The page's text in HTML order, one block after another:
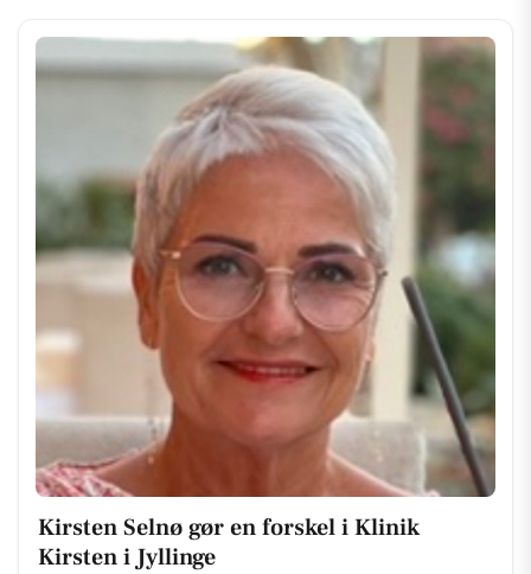
Kirsten Selnø gør en forskel i Klinik
Kirsten i Jyllinge